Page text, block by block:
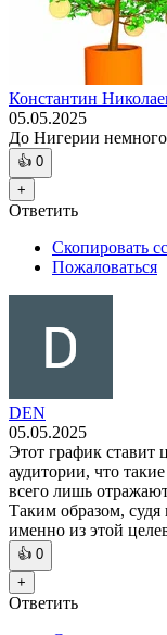
Константин
05.05.2025
До Нигерии немного
👍 0
+
Ответить
Скопировать
Пожаловаться
DEN
05.05.2025
Этот график ставит
аудитории, что
всего лишь
Таким образом,
именно из этой
👍 0
+
Ответить